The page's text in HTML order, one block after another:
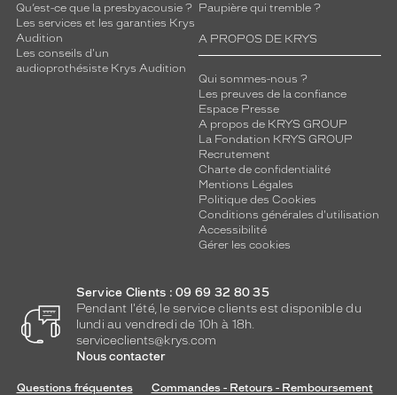
Qu’est-ce que la presbyacousie ?
Les services et les garanties Krys
Audition
Les conseils d'un
audioprothésiste Krys Audition
Paupière qui tremble ?
A PROPOS DE KRYS
Qui sommes-nous ?
Les preuves de la confiance
Espace Presse
A propos de KRYS GROUP
La Fondation KRYS GROUP
Recrutement
Charte de confidentialité
Mentions Légales
Politique des Cookies
Conditions générales d'utilisation
Accessibilité
Gérer les cookies
Service Clients : 09 69 32 80 35
Pendant l'été, le service clients est disponible du
lundi au vendredi de 10h à 18h.
serviceclients@krys.com
Nous contacter
Questions fréquentes
Commandes - Retours - Remboursement